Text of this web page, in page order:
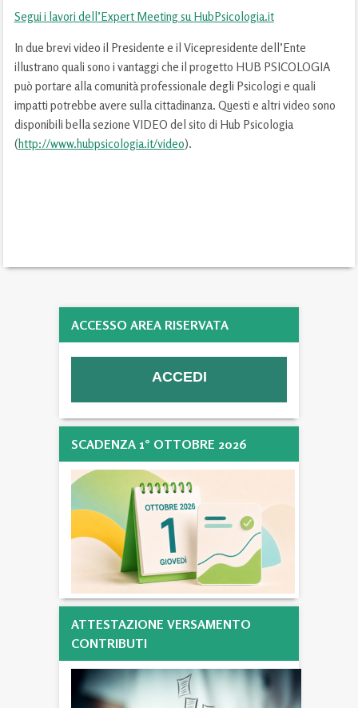
Segui i lavori dell’Expert Meeting su HubPsicologia.it
In due brevi video il Presidente e il Vicepresidente dell’Ente
illustrano quali sono i vantaggi che il progetto HUB PSICOLOGIA
può portare alla comunità professionale degli Psicologi e quali
impatti potrebbe avere sulla cittadinanza. Questi e altri video sono
disponibili bella sezione VIDEO del sito di Hub Psicologia
(http://www.hubpsicologia.it/video).
ACCESSO AREA RISERVATA
SCADENZA 1° OTTOBRE 2026
ATTESTAZIONE VERSAMENTO
CONTRIBUTI